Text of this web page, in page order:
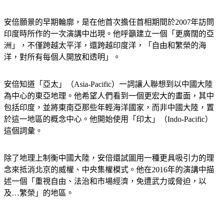
安倍願景的早期輪廓，是在他首次擔任首相期間於2007年訪問
印度時所作的一次演講中出現。他呼籲建立一個「更廣闊的亞
洲」，不僅跨越太平洋，還跨越印度洋，「自由和繁榮的海
洋，對所有每個人開放和透明」。
安倍知道「亞太」（Asia-Pacific）一詞讓人聯想到以中國大陸
為中心的東亞地理。他希望人們看到一個更宏大的畫面，其中
包括印度，並將東南亞那些年輕海洋國家，而非中國大陸，置
於這一地區的概念中心。他開始使用「印太」（Indo-Pacific）
這個詞彙。
除了地理上制衡中國大陸，安倍還試圖用一種更具吸引力的理
念來抵消北京的威權、中央集權模式。他在2016年的演講中描
述一個「重視自由、法治和市場經濟，免遭武力或脅迫，以
及…繁榮」的地區。